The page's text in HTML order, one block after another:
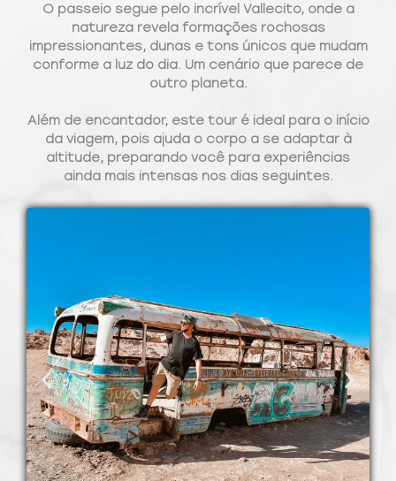
O passeio segue pelo incrível Vallecito, onde a
natureza revela formações rochosas
impressionantes, dunas e tons únicos que mudam
conforme a luz do dia. Um cenário que parece de
outro planeta.
Além de encantador, este tour é ideal para o início
da viagem, pois ajuda o corpo a se adaptar à
altitude, preparando você para experiências
ainda mais intensas nos dias seguintes.